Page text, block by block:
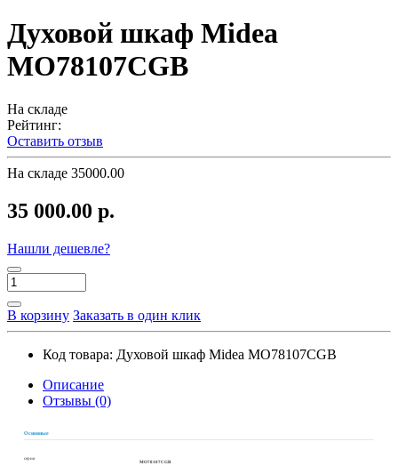
Духовой шкаф Midea
MO78107CGB
На складе
Рейтинг:
Оставить отзыв
На складе 35000.00
35 000.00 р.
Нашли дешевле?
В корзину Заказать в один клик
Код товара: Духовой шкаф Midea MO78107CGB
Описание
Отзывы (0)
Основные
серия
MO78107CGB